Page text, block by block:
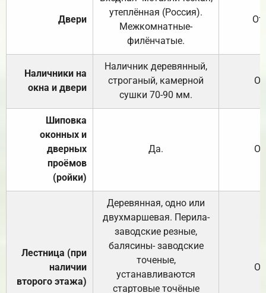
Двери
утеплённая (Россия).
Межкомнатные-
филёнчатые.
Наличники на
окна и двери
Наличник деревянный,
строганый, камерной
сушки 70-90 мм.
Шиповка
оконных и
дверных
проёмов
(ройки)
Да.
Лестница (при
наличии
второго этажа)
Деревянная, одно или
двухмаршевая. Перила-
заводские резные,
балясины- заводские
точеные,
устанавливаются
стартовые точёные